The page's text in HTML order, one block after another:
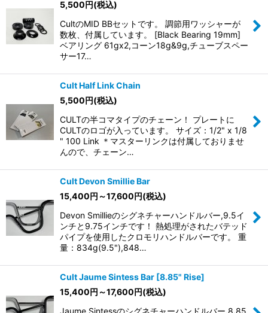
5,500円(税込)
CultのMID BBセットです。 調節用ワッシャーが
数枚、付属しています。 [Black Bearing 19mm]
ベアリング 61gx2,コーン18g&9g,チューブスペー
サー17…
Cult Half Link Chain
5,500円(税込)
CULTの半コマタイプのチェーン！ プレートに
CULTのロゴが入っています。 サイズ：1/2" x 1/8
" 100 Link ＊マスターリンクは付属しておりませ
んので、チェーン…
Cult Devon Smillie Bar
15,400円 ～17,600円(税込)
Devon Smillieのシグネチャーハンドルバー,9.5イ
ンチと9.75インチです！ 熱処理がされたバテッド
パイプを使用したクロモリハンドルバーです。 重
量：834g(9.5"),848…
Cult Jaume Sintess Bar [8.85" Rise]
15,400円 ～17,600円(税込)
Jaume Sintessのシグネチャーハンドルバー,8.85